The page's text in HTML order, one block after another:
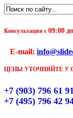
Перейти к
Поиск
Консультация с 09:00
E-mail:
ЦЕНЫ УТОЧНЯЙТЕ У
+7 (903) 796 61 91
+7 (495) 796 42
Чтобы
ближайшего
и уточнит